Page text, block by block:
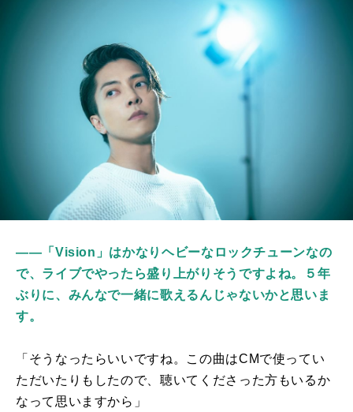
――「Vision」はかなりヘビーなロックチューンなの
で、ライブでやったら盛り上がりそうですよね。５年
ぶりに、みんなで一緒に歌えるんじゃないかと思いま
す。
「そうなったらいいですね。この曲はCMで使ってい
ただいたりもしたので、聴いてくださった方もいるか
なって思いますから」